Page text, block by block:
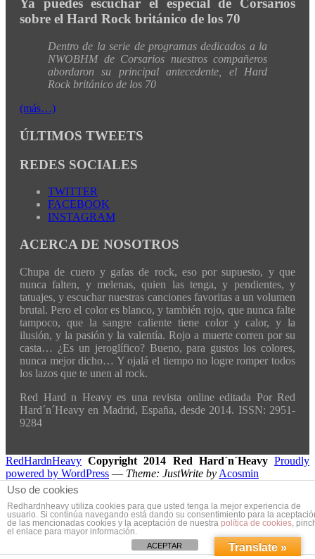
Ya puedes escuchar el especial de Corsarios
sobre el Hard Rock británico de los 70
Dentro de la serie de programas dedicados a la
NWOBHM de Corsarios nuestros compañeros
abordaron su principal antecedente, el Hard
Rock británico de los 70
(más…)
ÚLTIMOS TWEETS
REDES SOCIALES
TWITTER
FACEBOOK
INSTAGRAM
ACERCA DE NOSOTROS
Chupa de cuero y gafas de rock, eso por supuesto, y que
nunca falten, y melenas, quien las tenga, y pendientes, y
tatuajes, y escuchar nuestras canciones favoritas a un volumen
brutal. Pero el color es blanco, y también rojo, que nunca falte
tampoco, que la sangre caliente tiene color y calor, y la
ilusión, y la pasión y la valentía. Rojo a muerte corren por su
casta… ¿Es un jeroglífico? Bueno, para gustos los colores,
nunca mejor dicho… Y ojalá el tiempo no logre romper todos
los lazos que te unen al rock.
Red Hard n Heavy es una revista online editada Por Red
Hard´n´Heavy en Madrid, España, desde 2014. ISSN: 2951-
9284
RedHardnHeavy Copyright 2014 Red Hard´n´Heavy Proudly
powered by WordPress — Theme: JustWrite by Acosmin
Uso de cookies
Redhardnheavy utiliza cookies para que usted tenga la mejor experiencia de
usuario. Si continúa navegando está dando su consentimiento para la
de las mencionadas cookies y la aceptación de nuestra política de cookies ,
el enlace para mayor información.
ACEPTAR Translate »